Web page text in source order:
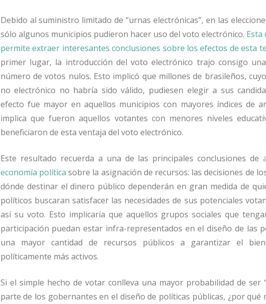
Debido al suministro limitado de “urnas electrónicas”, en las
sólo algunos municipios pudieron hacer uso del voto electrónico. Esta
permite extraer interesantes conclusiones sobre los efectos de esta
primer lugar, la introducción del voto electrónico trajo consigo
número de votos nulos. Esto implicó que millones de brasileños,
no electrónico no habría sido válido, pudiesen elegir a sus
efecto fue mayor en aquellos municipios con mayores índices de
implica que fueron aquellos votantes con menores niveles
beneficiaron de esta ventaja del voto electrónico.
Este resultado recuerda a una de las principales conclusiones de
economía política sobre la asignación de recursos: las decisiones de
dónde destinar el dinero público dependerán en gran medida de
políticos buscaran satisfacer las necesidades de sus potenciales
así su voto. Esto implicaría que aquellos grupos sociales que
participación puedan estar infra-representados en el diseño de las
una mayor cantidad de recursos públicos a garantizar el
políticamente más activos.
Si el simple hecho de votar conlleva una mayor probabilidad de ser
parte de los gobernantes en el diseño de políticas públicas, ¿por qué